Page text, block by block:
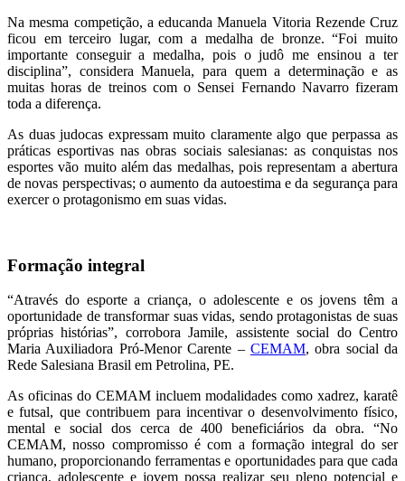
Na mesma competição, a educanda Manuela Vitoria Rezende Cruz
ficou em terceiro lugar, com a medalha de bronze. “Foi muito
importante conseguir a medalha, pois o judô me ensinou a ter
disciplina”, considera Manuela, para quem a determinação e as
muitas horas de treinos com o Sensei Fernando Navarro fizeram
toda a diferença.
As duas judocas expressam muito claramente algo que perpassa as
práticas esportivas nas obras sociais salesianas: as conquistas nos
esportes vão muito além das medalhas, pois representam a abertura
de novas perspectivas; o aumento da autoestima e da segurança para
exercer o protagonismo em suas vidas.
Formação integral
“Através do esporte a criança, o adolescente e os jovens têm a
oportunidade de transformar suas vidas, sendo protagonistas de suas
próprias histórias”, corrobora Jamile, assistente social do Centro
Maria Auxiliadora Pró-Menor Carente – CEMAM, obra social da
Rede Salesiana Brasil em Petrolina, PE.
As oficinas do CEMAM incluem modalidades como xadrez, karatê
e futsal, que contribuem para incentivar o desenvolvimento físico,
mental e social dos cerca de 400 beneficiários da obra. “No
CEMAM, nosso compromisso é com a formação integral do ser
humano, proporcionando ferramentas e oportunidades para que cada
criança, adolescente e jovem possa realizar seu pleno potencial e